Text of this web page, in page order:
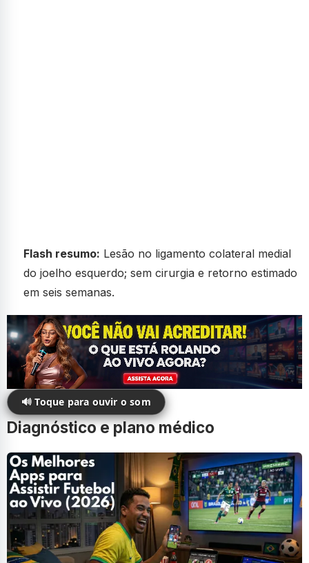
Flash resumo: Lesão no ligamento colateral medial
do joelho esquerdo; sem cirurgia e retorno estimado
em seis semanas.
🔊 Toque para ouvir o som
Diagnóstico e plano médico